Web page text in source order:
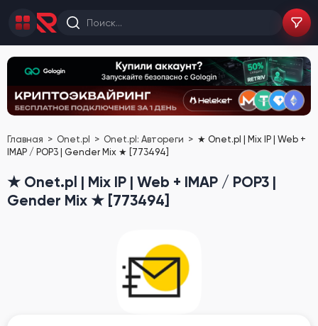
Главная Onet.pl Onet.pl: Автореги
★ Onet.pl | Mix IP | Web +
IMAP / POP3 | Gender Mix ★ [773494]
★ Onet.pl | Mix IP | Web + IMAP / POP3 |
Gender Mix ★ [773494]